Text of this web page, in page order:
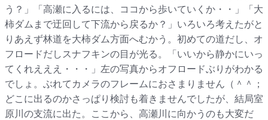
う？」「高瀬に入るには、ココから歩いていくか・・」「大
柿ダムまで迂回して下流から戻るか？」いろいろ考えたがと
りあえず林道を大柿ダム方面へむかう。初めての道だし、オ
フロードだしスナフキンの目が光る。「いいから静かにいっ
てくれえええ・・・」左の写真からオフロードぶりがわかる
でしょ。ぶれてカメラのフレームにおさまりません（＾＾；
どこに出るのかさっぱり検討も着きませんでしたが、結局室
原川の支流に出た。ここから、高瀬川に向かうのも大変だ